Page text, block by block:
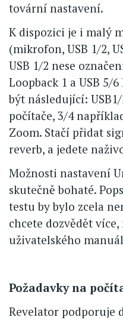
tovární nastavení.
K dispozici je i malý
(mikrofon, USB 1/2,
USB 1/2 nese
Loopback 1 a USB 5/
být následující:
počítače, 3/4
Zoom. Stačí přidat
reverb, a jedete
Možnosti nastavení
skutečně bohaté.
testu by bylo zcela
chcete dozvědět
uživatelského
Požadavky na
Revelator podporuje